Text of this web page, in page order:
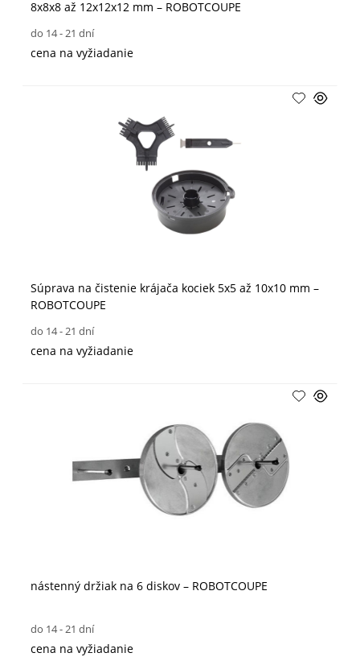
8x8x8 až 12x12x12 mm – ROBOTCOUPE
do 14 - 21 dní
cena na vyžiadanie
Súprava na čistenie krájača kociek 5x5 až 10x10 mm –
ROBOTCOUPE
do 14 - 21 dní
cena na vyžiadanie
nástenný držiak na 6 diskov – ROBOTCOUPE
do 14 - 21 dní
cena na vyžiadanie